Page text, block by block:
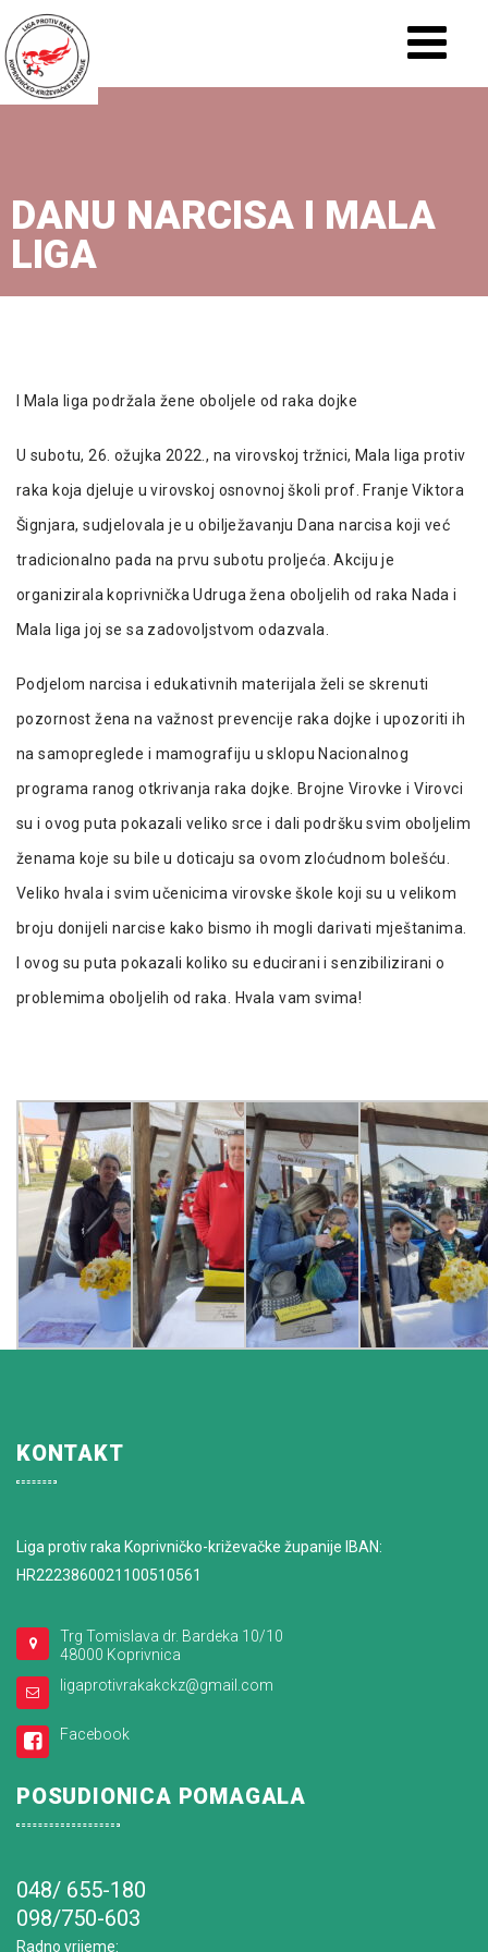
DANU NARCISA I MALA
LIGA
I Mala liga podržala žene oboljele od raka dojke
U subotu, 26. ožujka 2022., na virovskoj tržnici, Mala liga protiv
raka koja djeluje u virovskoj osnovnoj školi prof. Franje Viktora
Šignjara, sudjelovala je u obilježavanju Dana narcisa koji već
tradicionalno pada na prvu subotu proljeća. Akciju je
organizirala koprivnička Udruga žena oboljelih od raka Nada i
Mala liga joj se sa zadovoljstvom odazvala.
Podjelom narcisa i edukativnih materijala želi se skrenuti
pozornost žena na važnost prevencije raka dojke i upozoriti ih
na samopreglede i mamografiju u sklopu Nacionalnog
programa ranog otkrivanja raka dojke. Brojne Virovke i Virovci
su i ovog puta pokazali veliko srce i dali podršku svim oboljelim
ženama koje su bile u doticaju sa ovom zloćudnom bolešću.
Veliko hvala i svim učenicima virovske škole koji su u velikom
broju donijeli narcise kako bismo ih mogli darivati mještanima.
I ovog su puta pokazali koliko su educirani i senzibilizirani o
problemima oboljelih od raka. Hvala vam svima!
KONTAKT
Liga protiv raka Koprivničko-križevačke županije IBAN:
HR2223860021100510561
Trg Tomislava dr. Bardeka 10/10
48000 Koprivnica
ligaprotivrakakckz@gmail.com
Facebook
POSUDIONICA POMAGALA
048/ 655-180
098/750-603
Radno vrijeme: